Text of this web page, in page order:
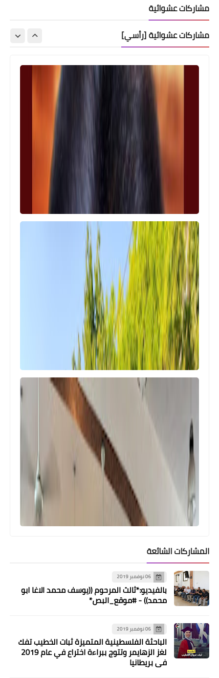
مشاركات عشوائية
مشاركات عشوائية [رأسي]
جنازة المرحوم بإذن الله اشرف محمود
سالم
المشاركات الشائعة
06 نوفمبر 2019
بالفيديو:*ثالث المرحوم ((يوسف محمد الاغا ابو
محمد)) - #موقع_البص*
06 نوفمبر 2019
الباحثة الفلسطينية المتميزة ثبات الخطيب تفك
لغز الزهايمر وتتوج ببراءة اختراع في عام 2019
في بريطانيا